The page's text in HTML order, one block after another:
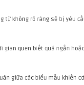
từ không rõ ràng sẽ bị yêu
gian quen biết quá ngắn
giữa các biểu mẫu khiến